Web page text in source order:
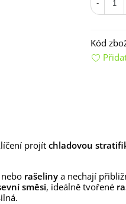
-
Kód
projít chladovou
nebo rašeliny a nechají
směsi, ideálně tvořené